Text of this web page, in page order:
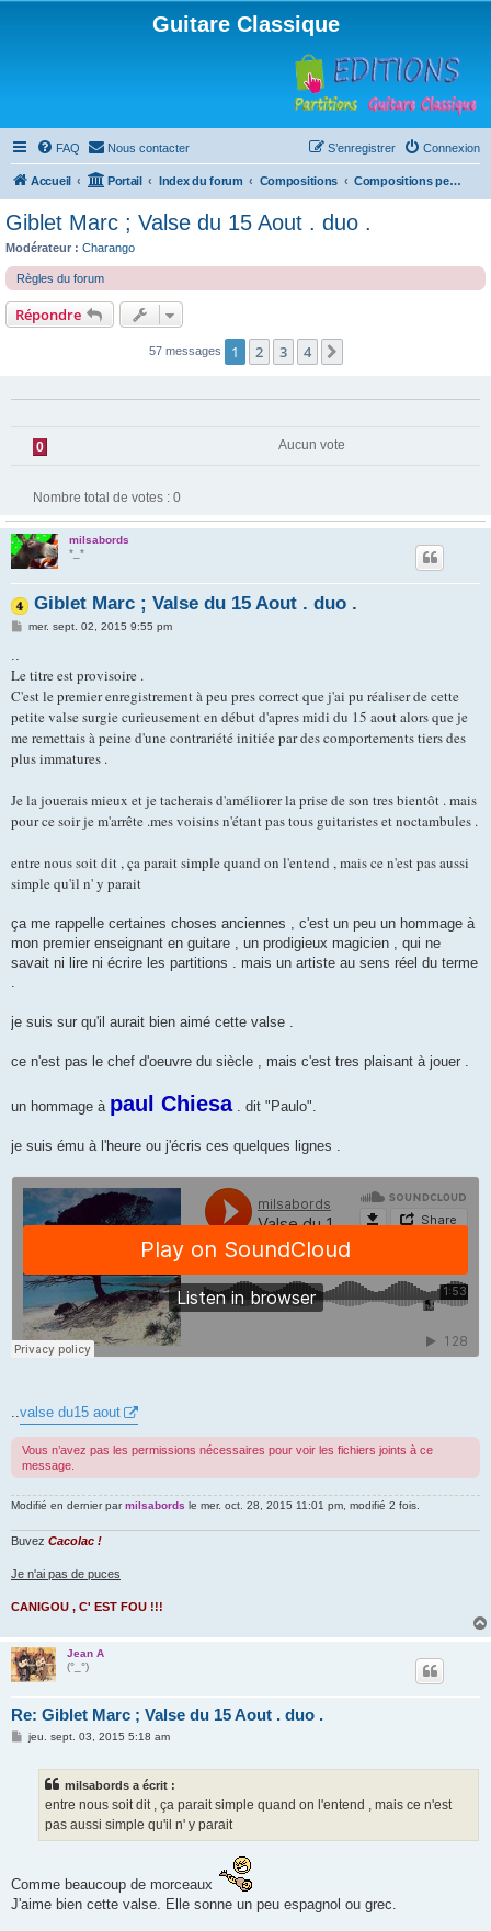
Guitare Classique
FAQ Nous contacter Connexion
S’enregistrer
Accueil Portail Index du forum Compositions Compositions personnelles
Giblet Marc ; Valse du 15 Aout . duo .
Modérateur : Charango
Règles du forum
Répondre
57 messages 1 2 3 4
0 Aucun vote
Nombre total de votes : 0
milsabords
*_*
Giblet Marc ; Valse du 15 Aout . duo .
M
a
e
mer. sept. 02, 2015 9:55 pm
..
Le titre est provisoire .
C'est le premier enregistrement à peu pres correct que j'ai pu réaliser de cette
petite valse surgie curieusement en début d'apres midi du 15 aout alors que je
me remettais à peine d'une contrariété initiée par des comportements tiers des
plus immatures .
Je la jouerais mieux et je tacherais d'améliorer la prise de son tres bientôt . mais
pour ce soir je m'arrête .mes voisins n'étant pas tous guitaristes et noctambules .
entre nous soit dit , ça parait simple quand on l'entend , mais ce n'est pas aussi
simple qu'il n' y parait
ça me rappelle certaines choses anciennes , c'est un peu un hommage à
mon premier enseignant en guitare , un prodigieux magicien , qui ne
savait ni lire ni écrire les partitions . mais un artiste au sens réel du terme
.
je suis sur qu'il aurait bien aimé cette valse .
ce n'est pas le chef d'oeuvre du siècle , mais c'est tres plaisant à jouer .
un hommage à paul Chiesa. dit "Paulo".
je suis ému à l'heure ou j'écris ces quelques lignes .
..valse du15 aout
Vous n’avez pas les permissions nécessaires pour voir les fichiers joints à ce
message.
Modifié en dernier parmilsabords le mer. oct. 28, 2015 11:01 pm, modifié 2 fois.
Buvez Cacolac !
Je n'ai pas de puces
CANIGOU , C' EST FOU !!!
Jean A
(°_°)
Re: Giblet Marc ; Valse du 15 Aout . duo .
Mjeu. sept. 03, 2015 5:18 am
milsabords a écrit :
entre nous soit dit , ça parait simple quand on l'entend , mais ce n'est
pas aussi simple qu'il n' y parait
Comme beaucoup de morceaux
J'aime bien cette valse. Elle sonne un peu espagnol ou grec.